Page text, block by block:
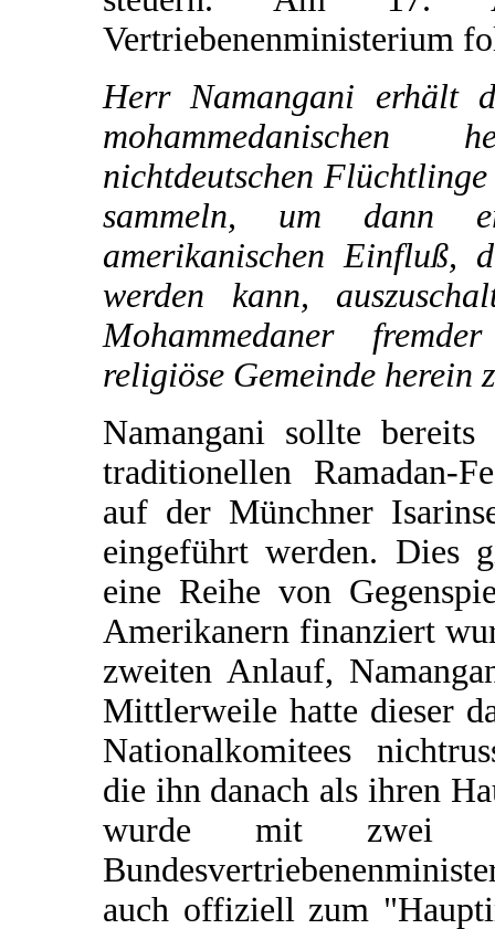
Vertriebenenministerium
Herr Namangani erhält
nichtdeutschen
sammeln, um dann
amerikanischen Einfluß,
werden kann,
Mohammedaner
religiöse Gemeinde herein
Namangani sollte
traditionellen Ramadan-
auf der Münchner
eingeführt werden. Dies
eine Reihe von
Amerikanern finanziert
zweiten Anlauf,
Mittlerweile hatte dieser
Nationalkomitees
die ihn danach als ihren
wurde mit zwei
auch offiziell zum